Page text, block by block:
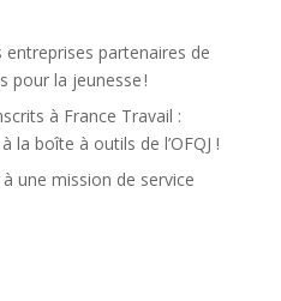
entreprises partenaires de
pour la jeunesse !
à France Travail :
la boîte à outils de l’OFQJ !
une mission de service